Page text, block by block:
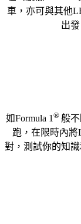
車，亦可與其他
出
如Formula 1 ® 般
跑，在限時內將
對，測試你的知